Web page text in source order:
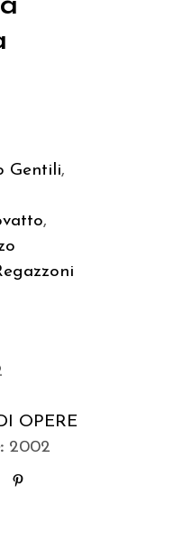
Gentili,
,
OPERE
2002